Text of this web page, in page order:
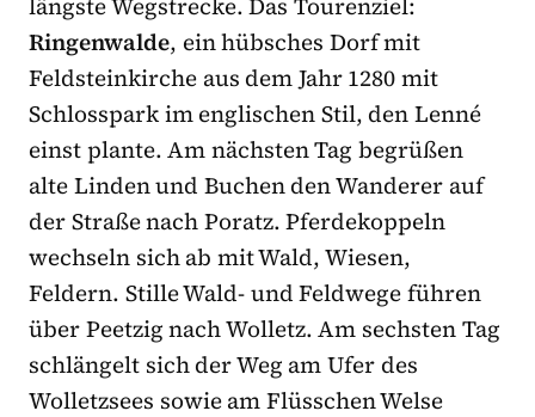
Ringenwalde, ein hübsches Dorf mit
Feldsteinkirche aus dem Jahr 1280 mit
Schlosspark im englischen Stil, den Lenné
einst plante. Am nächsten Tag begrüßen
alte Linden und Buchen den Wanderer auf
der Straße nach Poratz. Pferdekoppeln
wechseln sich ab mit Wald, Wiesen,
Feldern. Stille Wald- und Feldwege führen
über Peetzig nach Wolletz. Am sechsten Tag
schlängelt sich der Weg am Ufer des
Wolletzsees sowie am Flüsschen Welse